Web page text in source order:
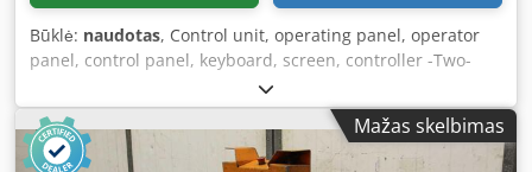
Būklė: naudotas, Control unit, operating panel, operator
panel, control panel, keyboard, screen, controller -Two-
hand control desk with: foot switch -Dimensions:
460/370/H920 mm Codpfx Asdparwskwsrf -Weight: 18 kg
Mažas skelbimas